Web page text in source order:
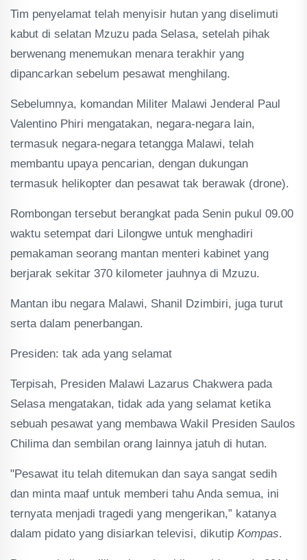
Tim penyelamat telah menyisir hutan yang diselimuti
kabut di selatan Mzuzu pada Selasa, setelah pihak
berwenang menemukan menara terakhir yang
dipancarkan sebelum pesawat menghilang.
Sebelumnya, komandan Militer Malawi Jenderal Paul
Valentino Phiri mengatakan, negara-negara lain,
termasuk negara-negara tetangga Malawi, telah
membantu upaya pencarian, dengan dukungan
termasuk helikopter dan pesawat tak berawak (drone).
Rombongan tersebut berangkat pada Senin pukul 09.00
waktu setempat dari Lilongwe untuk menghadiri
pemakaman seorang mantan menteri kabinet yang
berjarak sekitar 370 kilometer jauhnya di Mzuzu.
Mantan ibu negara Malawi, Shanil Dzimbiri, juga turut
serta dalam penerbangan.
Presiden: tak ada yang selamat
Terpisah, Presiden Malawi Lazarus Chakwera pada
Selasa mengatakan, tidak ada yang selamat ketika
sebuah pesawat yang membawa Wakil Presiden Saulos
Chilima dan sembilan orang lainnya jatuh di hutan.
"Pesawat itu telah ditemukan dan saya sangat sedih
dan minta maaf untuk memberi tahu Anda semua, ini
ternyata menjadi tragedi yang mengerikan,” katanya
dalam pidato yang disiarkan televisi, dikutip Kompas.